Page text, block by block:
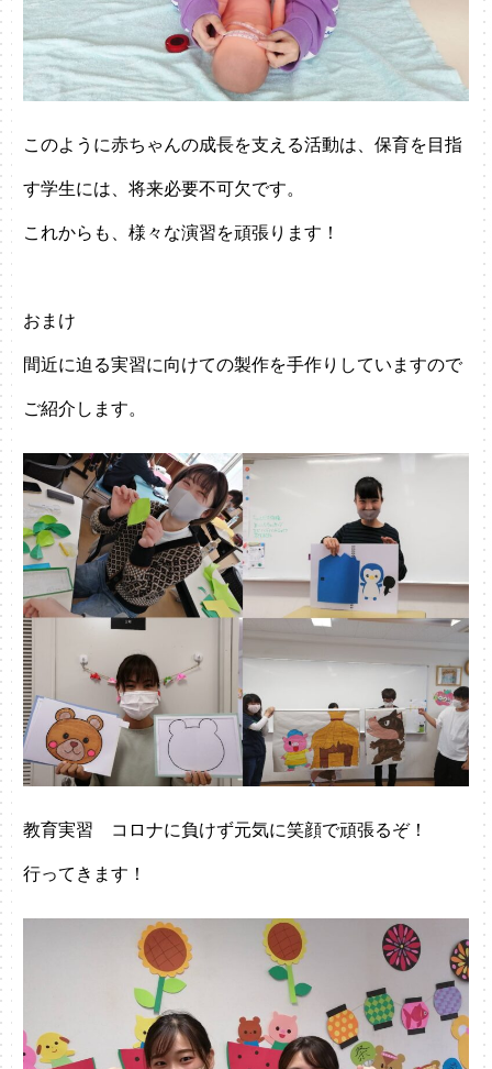
このように赤ちゃんの成長を支える活動は、保育を目指
す学生には、将来必要不可欠です。
これからも、様々な演習を頑張ります！
おまけ
間近に迫る実習に向けての製作を手作りしていますので
ご紹介します。
教育実習 コロナに負けず元気に笑顔で頑張るぞ！
行ってきます！